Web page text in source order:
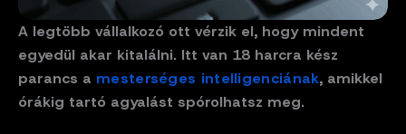
A legtöbb vállalkozó ott vérzik el, hogy mindent
egyedül akar kitalálni. Itt van 18 harcra kész
parancs a mesterséges intelligenciának, amikkel
órákig tartó agyalást spórolhatsz meg.